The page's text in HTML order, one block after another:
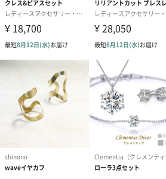
入れたい文字内容（お名前）を英語で
※お名前は最初の一文字を大文字、以降
※お名前以外（例：ブランド名など）で
いる場合、その旨注記で記載ください。
注記があった場合に限り、ご記載いた
します。
※フルネームご希望の場合、1行目：ファ
ラフィー）2行目：ファミリーネーム（
す。